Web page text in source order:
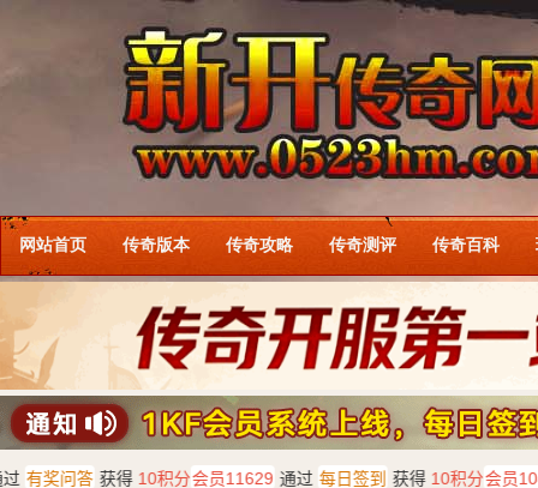
网站首页 传奇版本 传奇攻略 传奇测评 传奇百科